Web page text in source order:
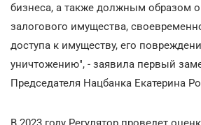
бизнеса, а также должным образом
залогового имущества,
доступа к имуществу, его
уничтожению", - заявила первый
Председателя Нацбанка Екатерина